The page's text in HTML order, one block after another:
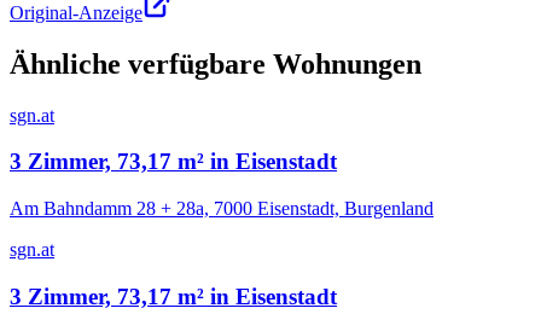
Original-Anzeige
Ähnliche verfügbare Wohnungen
sgn.at
3 Zimmer, 73,17 m² in Eisenstadt
Am Bahndamm 28 + 28a, 7000 Eisenstadt, Burgenland
sgn.at
3 Zimmer, 73,17 m² in Eisenstadt